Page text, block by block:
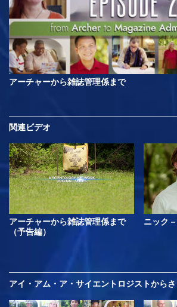
アーチャーから雑誌管理係まで
関連ビデオ
アーチャーから雑誌管理係まで
（予告編）
ニック
アイ・アム・ア・サイエントロジストから